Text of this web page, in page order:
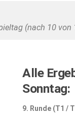
(nach 10 von
Alle
Sonntag:
9. Runde (T1 /